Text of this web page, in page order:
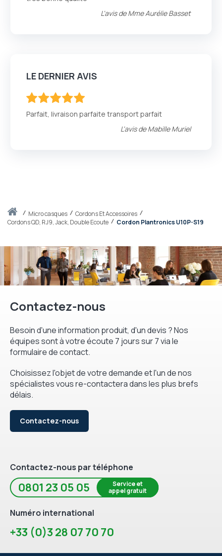
Accueilmicro casques
Cordons Et Accessoires
Cordons QD, RJ9, Jack, Double Ecoute
Cordon Plantronics U10P-S19
L'avis deMme Aurélie Basset
LE DERNIER AVIS
Parfait, livraison parfaite transport parfait
L'avis deMabille Muriel
Contactez-nous
Besoin d'une information produit, d'un devis ? Nos
équipes sont à votre écoute 7 jours sur 7 via le
formulaire de contact.
Choisissez l'objet de votre demande et l'un de nos
spécialistes vous re-contactera dans les plus brefs
délais.
Contactez-nous
Contactez-nous par téléphone
0801 23 05 05
Service et
appel gratuit
Numéro international
+33 (0)3 28 07 70 70